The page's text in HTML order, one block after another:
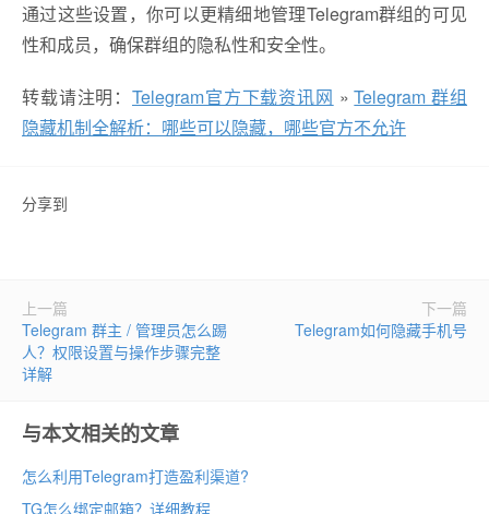
通过这些设置，你可以更精细地管理Telegram群组的可见
性和成员，确保群组的隐私性和安全性。
转载请注明： Telegram官方下载资讯网 »Telegram 群组
隐藏机制全解析：哪些可以隐藏，哪些官方不允许
分享到
上一篇
Telegram 群主 / 管理员怎么踢
人？权限设置与操作步骤完整
详解
下一篇
Telegram如何隐藏手机号
与本文相关的文章
怎么利用Telegram打造盈利渠道?
TG怎么绑定邮箱？详细教程